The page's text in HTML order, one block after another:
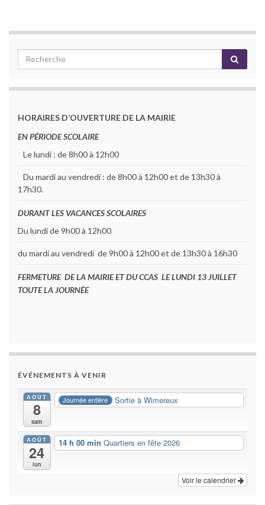
HORAIRES D’OUVERTURE DE LA MAIRIE
EN PÉRIODE SCOLAIRE
Le lundi : de 8h00 à 12h00
Du mardi au vendredi : de 8h00 à 12h00 et de 13h30 à
17h30.
DURANT LES VACANCES SCOLAIRES
Du lundi de 9h00 à 12h00
du mardi au vendredi de 9h00 à 12h00 et de 13h30 à 16h30
FERMETURE DE LA MAIRIE ET DU CCAS LE LUNDI 13 JUILLET
TOUTE LA JOURNÉE
ÉVÉNEMENTS À VENIR
AOÛT
8
sam
Journée entière Sortie à Wimereux
AOÛT
24
lun
14 h 00 min Quartiers en fête 2026
Voir le calendrier